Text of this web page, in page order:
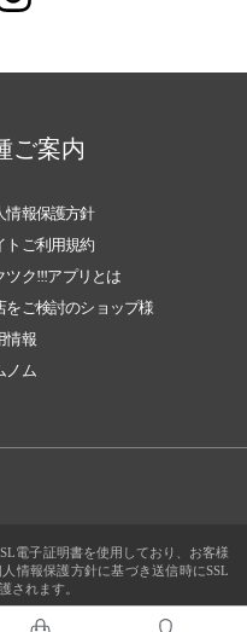
ご案内
情報保護方針
トご利用規約
ツク!!!アプリとは
をご検討のショップ様
情報
ノム
電子証明書を使用しており、お客様
情報保護方針に基づき送信時にSSL
されます。